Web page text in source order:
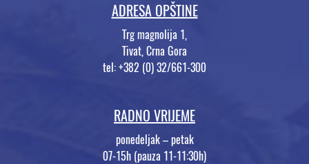
ADRESA OPŠTINE
Trg magnolija 1,
Tivat, Crna Gora
tel: +382 (0) 32/661-300
RADNO VRIJEME
ponedeljak – petak
07-15h (pauza 11-11:30h)